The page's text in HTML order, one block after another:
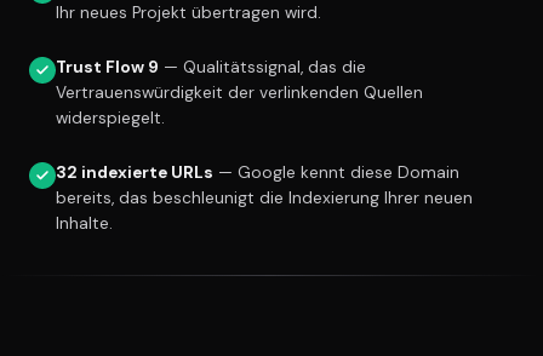
Ihr neues Projekt übertragen wird.
Trust Flow 9 — Qualitätssignal, das die
Vertrauenswürdigkeit der verlinkenden Quellen
widerspiegelt.
32 indexierte URLs — Google kennt diese Domain
bereits, das beschleunigt die Indexierung Ihrer neuen
Inhalte.